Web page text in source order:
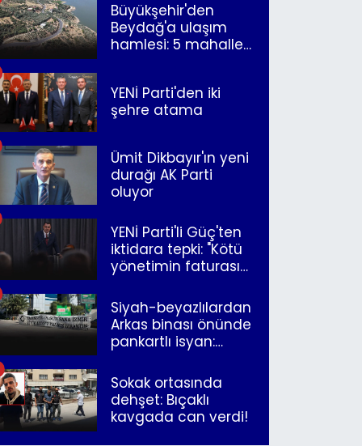
Büyükşehir'den
Beydağ'a ulaşım
hamlesi: 5 mahalle
YENİ Parti'den iki
şehre atama
Ümit Dikbayır'ın yeni
durağı AK Parti
oluyor
YENİ Parti'li Güç'ten
iktidara tepki: "Kötü
yönetimin faturasını
Siyah-beyazlılardan
Arkas binası önünde
pankartlı isyan:
İzmir"
Sokak ortasında
dehşet: Bıçaklı
kavgada can verdi!